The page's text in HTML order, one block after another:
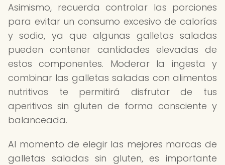
Asimismo, recuerda controlar las porciones
para evitar un consumo excesivo de calorías
y sodio, ya que algunas galletas saladas
pueden contener cantidades elevadas de
estos componentes. Moderar la ingesta y
combinar las galletas saladas con alimentos
nutritivos te permitirá disfrutar de tus
aperitivos sin gluten de forma consciente y
balanceada.
Al momento de elegir las mejores marcas de
galletas saladas sin gluten, es importante